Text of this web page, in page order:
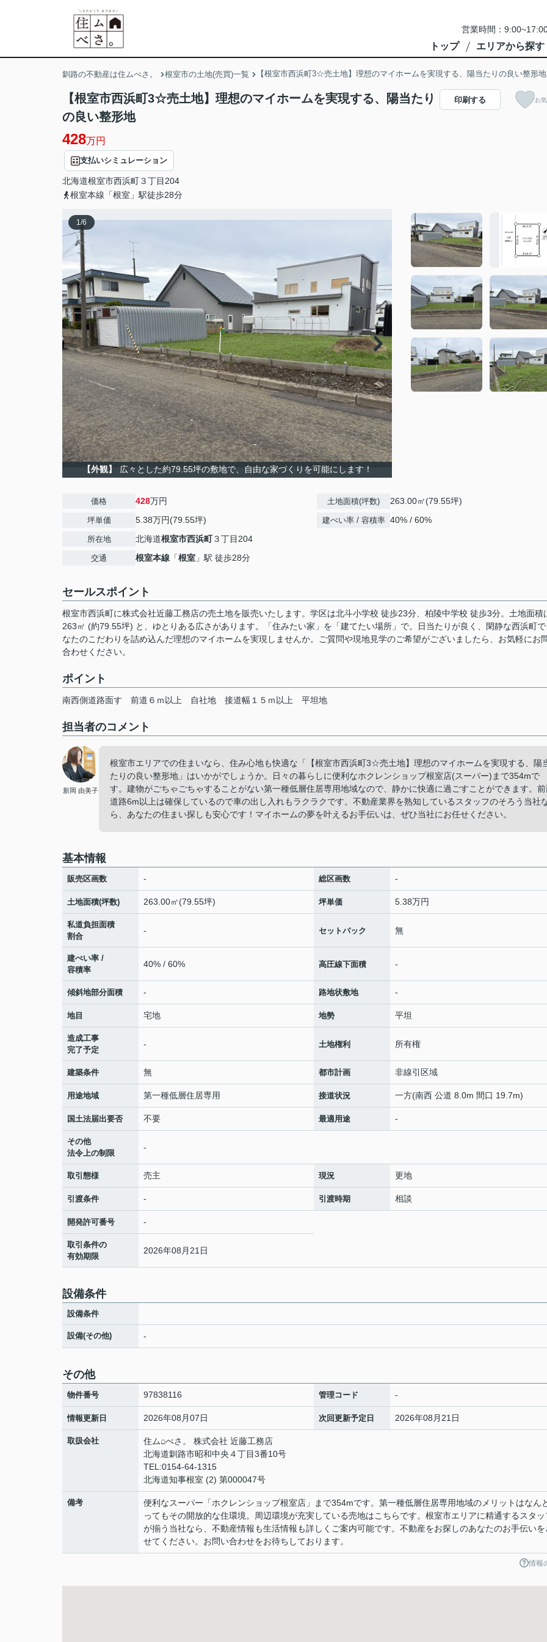
営業時間：
トップ エリアから探す
釧路の不動産は住ムべさ。 根室市の土地(売買)一覧 【根室市西浜町3☆売土地】理想のマイホームを実現する、陽当たりの良い整形地
【根室市西浜町3☆売土地】理想のマイホームを実現する、陽当たり
の良い整形地
428万円
支払いシミュレーション
北海道根室市西浜町３丁目204
根室本線「根室」駅徒歩28分
印刷する お
1/6
【外観】 広々とした約79.55坪の敷地で、自由な家づくりを可能にします！
価格 428万円
坪単価 5.38万円(79.55坪)
所在地 北海道根室市西浜町３丁目204
交通 根室本線 「根室 」駅 徒歩28分
土地面積(坪数) 263.00㎡(79.55坪)
建ぺい率 / 容積率 40% / 60%
セールスポイント
根室市西浜町に株式会社近藤工務店の売土地を販売いたします。学区は北斗小学校 徒歩23分、柏陵中学校 徒歩3分。土地面積
263㎡ (約79.55坪) と、ゆとりある広さがあります。「住みたい家」を「建てたい場所」で。日当たりが良く、閑静な西浜町で
なたのこだわりを詰め込んだ理想のマイホームを実現しませんか。ご質問や現地見学のご希望がございましたら、お気軽にお
合わせください。
ポイント
南西側道路面す 前道６ｍ以上 自社地 接道幅１５ｍ以上 平坦地
担当者のコメント
新岡 由美子
根室市エリアでの住まいなら、住み心地も快適な「【根室市西浜町3☆売土地】理想のマイホームを実現する、陽
たりの良い整形地」はいかがでしょうか。日々の暮らしに便利なホクレンショップ根室店(スーパー)まで354mで
す。建物がごちゃごちゃすることがない第一種低層住居専用地域なので、静かに快適に過ごすことができます。
道路6m以上は確保しているので車の出し入れもラクラクです。不動産業界を熟知しているスタッフのそろう当社
ら、あなたの住まい探しも安心です！マイホームの夢を叶えるお手伝いは、ぜひ当社にお任せください。
基本情報
販売区画数 - 総区画数 -
土地面積(坪数) 263.00㎡(79.55坪) 坪単価 5.38万円
私道負担面積
割合
- セットバック 無
建ぺい率 /
容積率
40% / 60% 高圧線下面積 -
傾斜地部分面積 - 路地状敷地 -
地目 宅地 地勢 平坦
造成工事
完了予定
- 土地権利 所有権
建築条件 無 都市計画 非線引区域
用途地域 第一種低層住居専用 接道状況 一方(南西 公道 8.0m 間口 19.7m)
国土法届出要否 不要 最適用途 -
その他
法令上の制限
-
取引態様 売主 現況 更地
引渡条件 - 引渡時期 相談
開発許可番号 -
取引条件の
有効期限
2026年08月21日
設備条件
設備条件
設備(その他) -
その他
物件番号 97838116 管理コード -
情報更新日 2026年08月07日 次回更新予定日 2026年08月21日
取扱会社
住ム⌂べさ。 株式会社 近藤工務店
北海道釧路市昭和中央４丁目3番10号
TEL:0154-64-1315
北海道知事根室 (2) 第000047号
備考
便利なスーパー「ホクレンショップ根室店」まで354mです。第一種低層住居専用地域のメリットはなん
ってもその開放的な住環境。周辺環境が充実している売地はこちらです。根室市エリアに精通するスタッ
が揃う当社なら、不動産情報も生活情報も詳しくご案内可能です。不動産をお探しのあなたのお手伝いを
せてください。お問い合わせをお待ちしております。
情報